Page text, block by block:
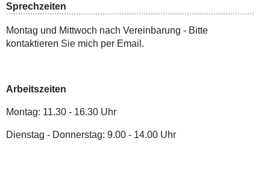
Sprechzeiten
Montag und Mittwoch nach Vereinbarung - Bitte
kontaktieren Sie mich per Email.
Arbeitszeiten
Montag: 11.30 - 16.30 Uhr
Dienstag - Donnerstag: 9.00 - 14.00 Uhr